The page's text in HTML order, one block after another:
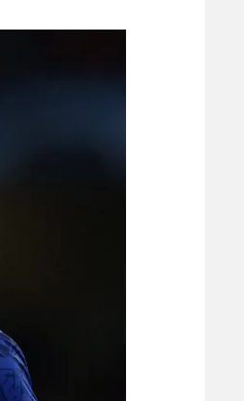
רשיון להקרנה פומבית
הצטרפות לחבילת